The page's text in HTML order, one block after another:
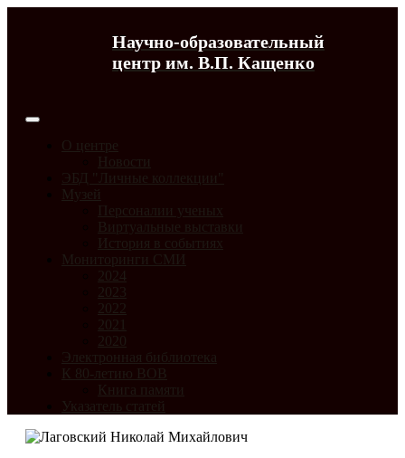
Научно-образовательный
центр им. В.П. Кащенко
О центре
Новости
ЭБД "Личные коллекции"
Музей
Персоналии ученых
Виртуальные выставки
История в событиях
Мониторинги СМИ
2024
2023
2022
2021
2020
Электронная библиотека
К 80-летию ВОВ
Книга памяти
Указатель статей